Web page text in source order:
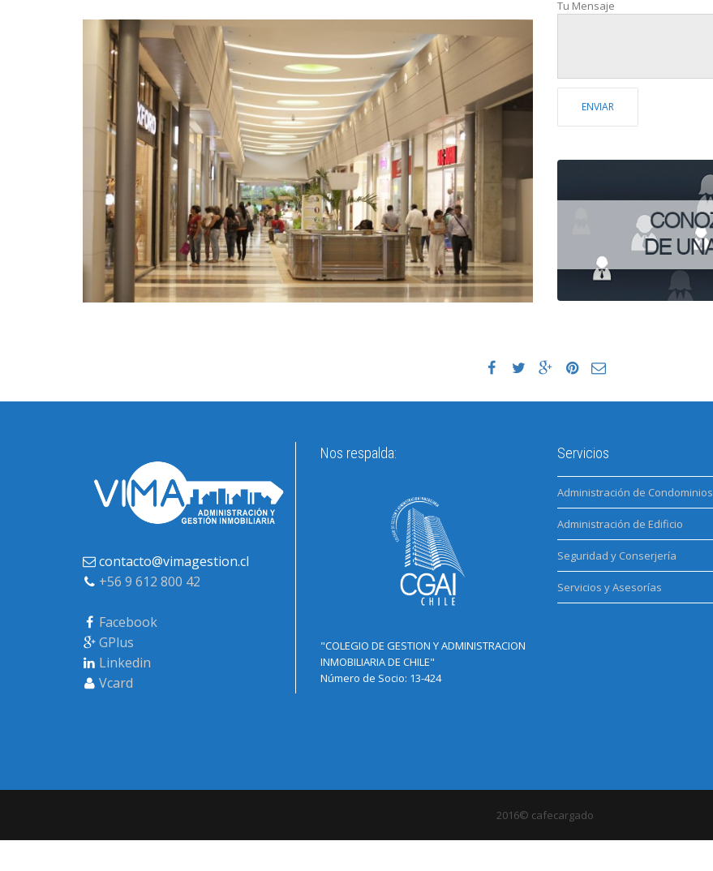
Tu Mensaje
contacto@vimagestion.cl
+56 9 612 800 42
Facebook
GPlus
Linkedin
Vcard
Nos respalda:
"COLEGIO DE GESTION Y ADMINISTRACION
INMOBILIARIA DE CHILE"
Número de Socio: 13-424
Servicios
Administración de Condominios
Administración de Edificio
Seguridad y Conserjería
Servicios y Asesorías
2016© cafecargado